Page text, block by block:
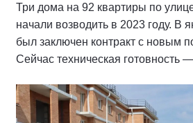
Три дома на 92 квартиры по
начали возводить в 2023 году. В
был заключен контракт с новым
Сейчас техническая готовность